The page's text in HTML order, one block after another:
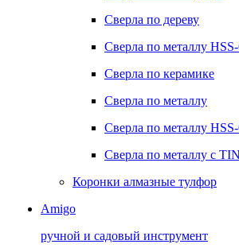
Сверла по дереву
Сверла по металлу
Сверла по керамике
Сверла по металлу
Сверла по металлу
Сверла по металлу с
Коронки алмазные тулфор
Amigo
ручной и садовый инструмент